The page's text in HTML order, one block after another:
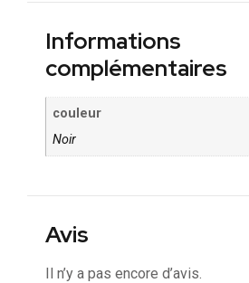
Informations
complémentaires
couleur
Noir
Avis
Il n’y a pas encore d’avis.